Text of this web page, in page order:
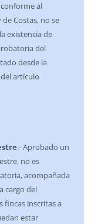
al
Costas, no se
existencia de
del
desde la
artículo
.- Aprobado un
no es
acompañada
cargo del
fincas inscritas a
estar